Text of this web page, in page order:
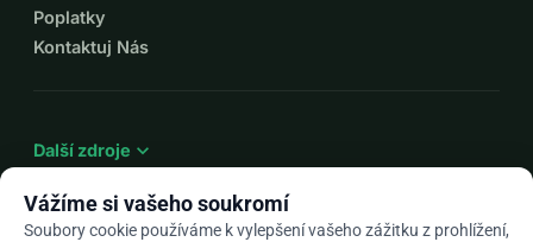
Poplatky
Kontaktuj Nás
Další zdroje expand_more
Vážíme si vašeho soukromí
Soubory cookie používáme k vylepšení vašeho zážitku z prohlížení,